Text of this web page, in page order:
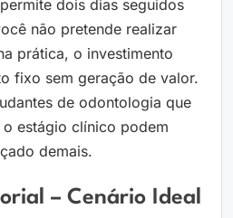
dois dias seguidos
não pretende realizar
prática, o investimento
fixo sem geração de valor.
de odontologia que
estágio clínico podem
demais.
– Cenário Ideal